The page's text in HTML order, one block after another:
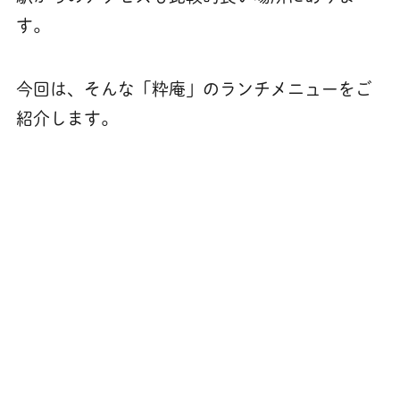
す。
今回は、そんな「粋庵」のランチメニューをご
紹介します。